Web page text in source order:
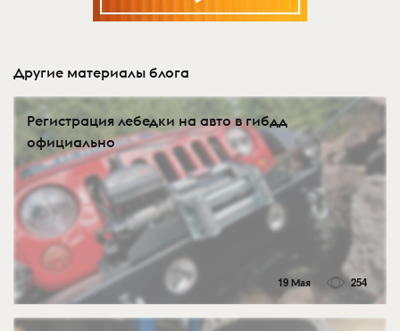
Другие материалы блога
Регистрация лебедки на авто в гибдд
официально
19 Мая 254